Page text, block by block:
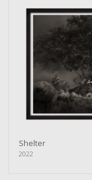
Shelter
2022